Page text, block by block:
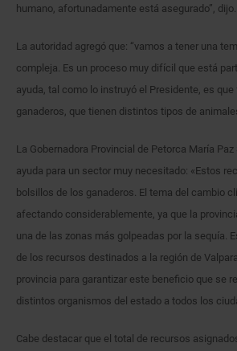
humano, afortunadamente está asegurado”, dijo.
La autoridad agregó que: “vamos a tener una
compleja. Es un proceso muy difícil que está
ayuda, tal como lo instruyó el Presidente, es que
ganaderos, que tienen distintos tipos de
La Gobernadora Provincial de Petorca María
ayuda para un sector muy necesitado: «Estos
bolsillos de los ganaderos. El tema del cambio
afectando considerablemente, ya que la
una de las zonas más golpeadas por la sequía.
de los recursos destinados a la región de
provincia para garantizar este beneficio que se
distintos organismos del estado a todos los
Cabe destacar que el total de recursos